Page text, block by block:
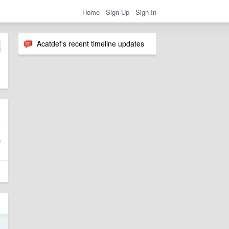
Home Sign Up Sign In
Acatdef's recent timeline updates